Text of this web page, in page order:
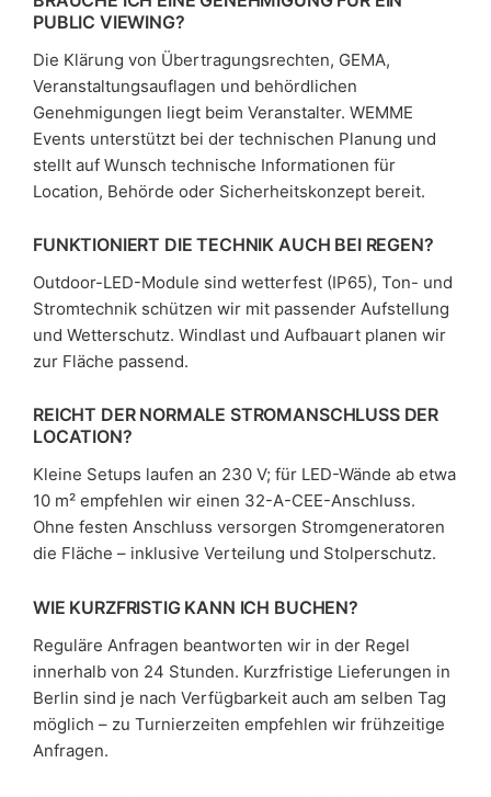
PUBLIC VIEWING?
Die Klärung von Übertragungsrechten, GEMA,
Veranstaltungsauflagen und behördlichen
Genehmigungen liegt beim Veranstalter. WEMME
Events unterstützt bei der technischen Planung und
stellt auf Wunsch technische Informationen für
Location, Behörde oder Sicherheitskonzept bereit.
FUNKTIONIERT DIE TECHNIK AUCH BEI REGEN?
Outdoor-LED-Module sind wetterfest (IP65), Ton- und
Stromtechnik schützen wir mit passender Aufstellung
und Wetterschutz. Windlast und Aufbauart planen wir
zur Fläche passend.
REICHT DER NORMALE STROMANSCHLUSS DER
LOCATION?
Kleine Setups laufen an 230 V; für LED-Wände ab etwa
10 m² empfehlen wir einen 32-A-CEE-Anschluss.
Ohne festen Anschluss versorgen Stromgeneratoren
die Fläche – inklusive Verteilung und Stolperschutz.
WIE KURZFRISTIG KANN ICH BUCHEN?
Reguläre Anfragen beantworten wir in der Regel
innerhalb von 24 Stunden. Kurzfristige Lieferungen in
Berlin sind je nach Verfügbarkeit auch am selben Tag
möglich – zu Turnierzeiten empfehlen wir frühzeitige
Anfragen.